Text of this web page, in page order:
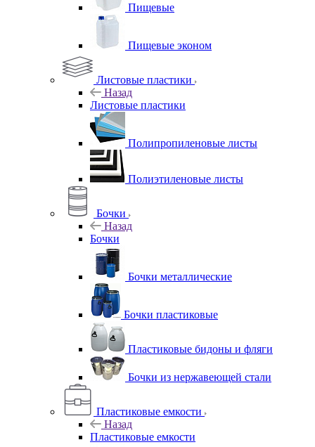
Пищевые
Пищевые эконом
Листовые пластики
Назад
Листовые пластики
Полипропиленовые листы
Полиэтиленовые листы
Бочки
Назад
Бочки
Бочки металлические
Бочки пластиковые
Пластиковые бидоны и фляги
Бочки из нержавеющей стали
Пластиковые емкости
Назад
Пластиковые емкости